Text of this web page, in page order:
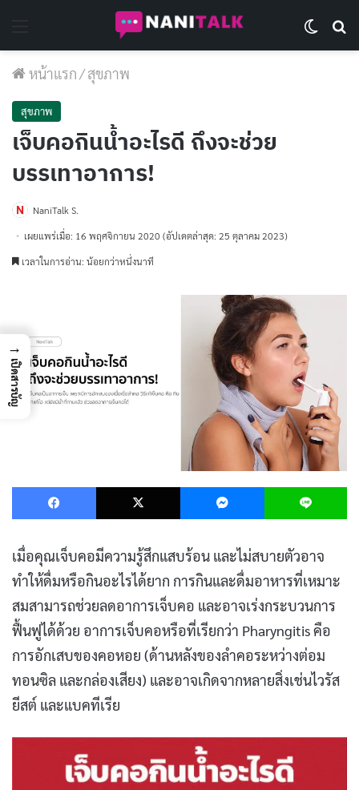
หน้าแรก/สุขภาพ
สุขภาพ
เจ็บคอกินน้ำอะไรดี ถึงจะช่วย
บรรเทาอาการ!
NaniTalk S.
เผยแพร่เมื่อ: 16 พฤศจิกายน 2020 (อัปเดตล่าสุด: 25 ตุลาคม 2023)
เวลาในการอ่าน: น้อยกว่าหนึ่งนาที
Facebook X Messenger
เมื่อคุณเจ็บคอมีความรู้สึกแสบร้อน และไม่สบายตัวอาจ
ทำให้ดื่มหรือกินอะไรได้ยาก การกินและดื่มอาหารที่เหมาะ
สมสามารถช่วยลดอาการเจ็บคอ และอาจเร่งกระบวนการ
ฟื้นฟูได้ด้วย อาการเจ็บคอหรือที่เรียกว่า Pharyngitis คือ
การอักเสบของคอหอย (ด้านหลังของลำคอระหว่างต่อม
ทอนซิล และกล่องเสียง) และอาจเกิดจากหลายสิ่งเช่นไวรัส
ยีสต์ และแบคทีเรีย
→
เปิดสารบัญ